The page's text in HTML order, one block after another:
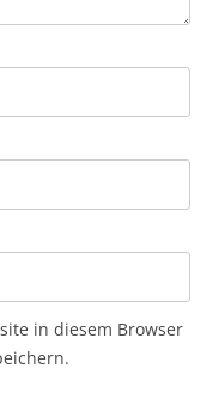
in diesem Browser